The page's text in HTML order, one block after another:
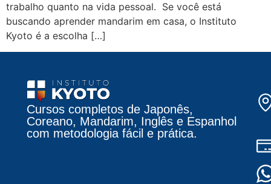
trabalho quanto na vida pessoal. Se você está
buscando aprender mandarim em casa, o Instituto
Kyoto é a escolha […]
Cursos completos de Japonês,
Coreano, Mandarim, Inglês e Espanhol
com metodologia fácil e prática.